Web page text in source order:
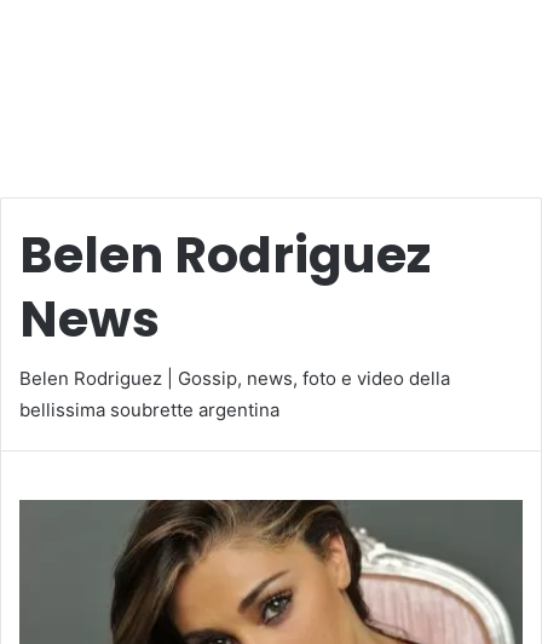
Belen Rodriguez
News
Belen Rodriguez | Gossip, news, foto e video della
bellissima soubrette argentina